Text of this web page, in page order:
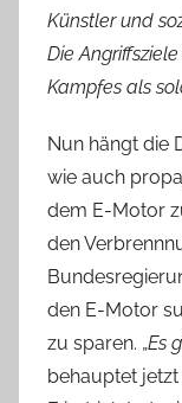
Künstler und
Die
Kampfes als
Nun hängt die
wie auch
dem E-Motor
den
den E-Motor
zu sparen. „Es
behauptet jetzt